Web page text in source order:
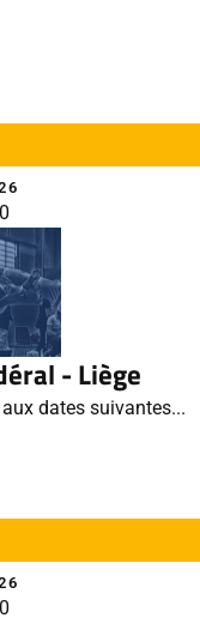
- Liège
dates suivantes...